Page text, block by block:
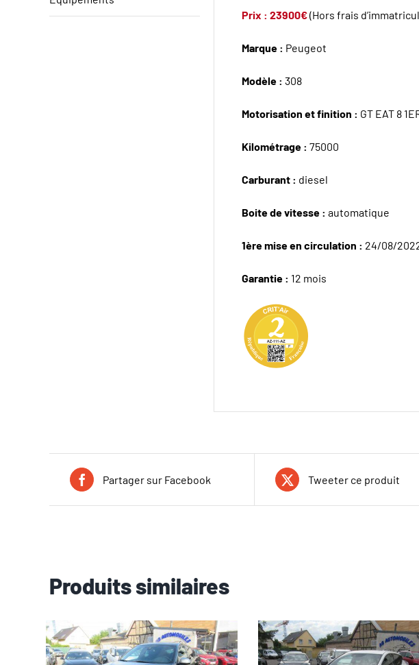
Prix : 23900€(Hors frais
Marque : Peugeot
Modèle : 308
Motorisation et finition : GT EAT 8
Kilométrage : 75000
Carburant : diesel
Boite de vitesse : automatique
1ère mise en circulation : 24/08/
Garantie : 12 mois
Partager sur Facebook Tweeter ce produit
Produits similaires